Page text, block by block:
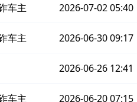
车主 2026-07-02 05:40
车主 2026-06-30 09:17
2026-06-26 12:41
车主 2026-06-20 07:15